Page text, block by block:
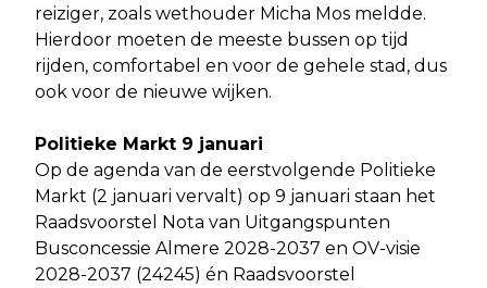
reiziger, zoals wethouder Micha Mos meldde.
Hierdoor moeten de meeste bussen op tijd
rijden, comfortabel en voor de gehele stad, dus
ook voor de nieuwe wijken.
Politieke Markt 9 januari
Op de agenda van de eerstvolgende Politieke
Markt (2 januari vervalt) op 9 januari staan het
Raadsvoorstel Nota van Uitgangspunten
Busconcessie Almere 2028-2037 en OV-visie
2028-2037 (24245) én Raadsvoorstel